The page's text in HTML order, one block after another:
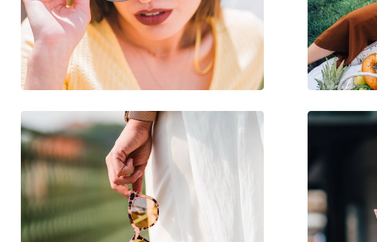
Utilizzo:
Moda
Codice:
0VE4406 GB1/87 56